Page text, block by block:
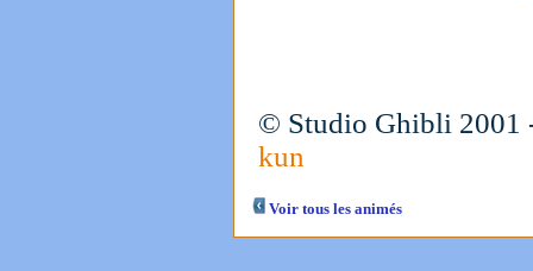
© Studio Ghibli 2001
kun
Voir tous les animés